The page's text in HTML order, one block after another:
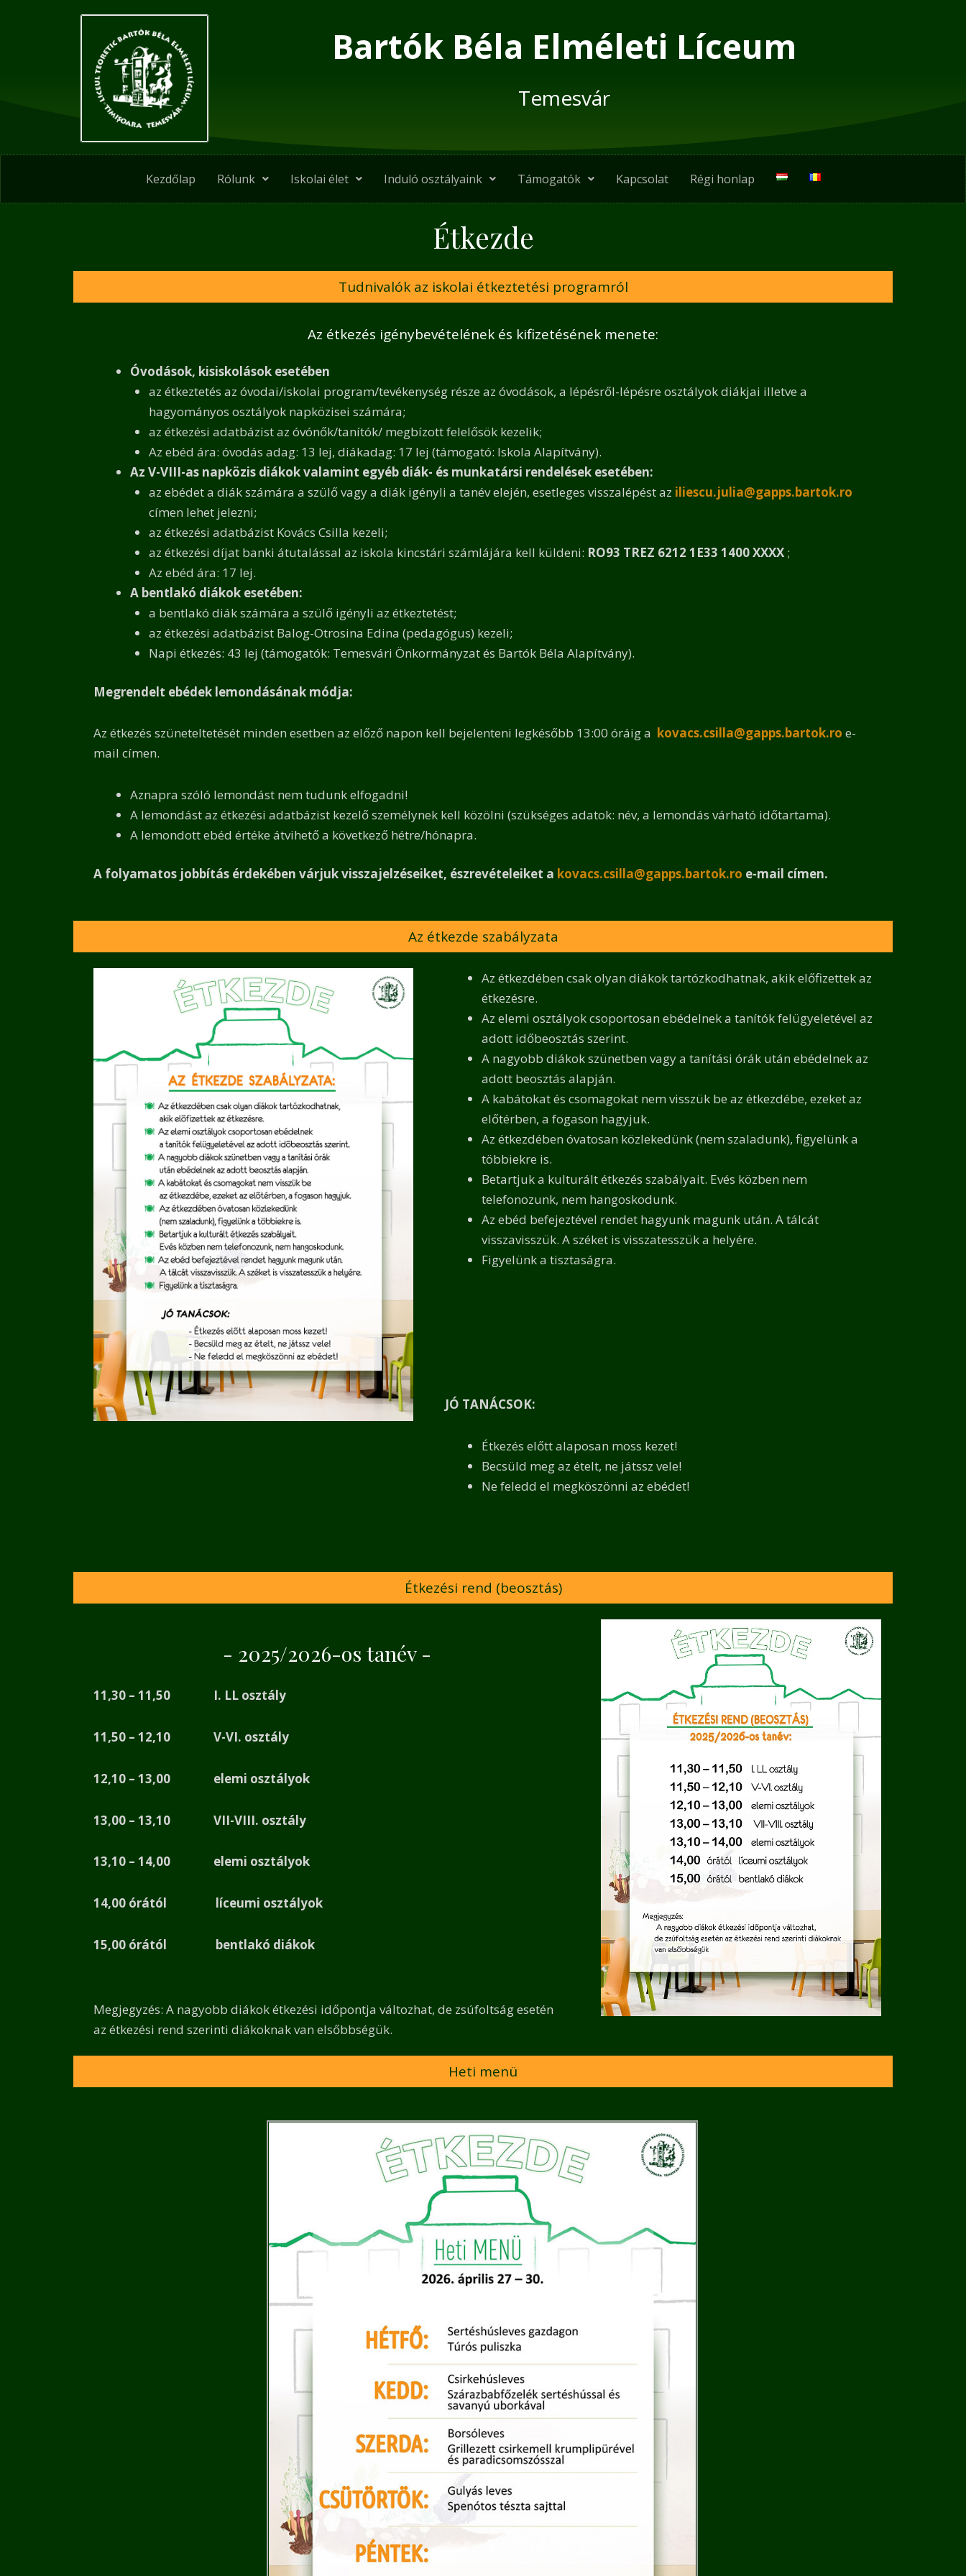
Bartók Béla Elméleti Líceum
Temesvár
Kezdőlap Rólunk Iskolai élet Induló osztályaink Támogatók Kapcsolat Régi honlap
Étkezde
Tudnivalók az iskolai étkeztetési programról
Az étkezés igénybevételének és kifizetésének menete:
Óvodások, kisiskolások esetében
az étkeztetés az óvodai/iskolai program/tevékenység része az óvodások, a lépésről-lépésre osztályok diákjai illetve a
hagyományos osztályok napközisei számára;
az étkezési adatbázist az óvónők/tanítók/ megbízott felelősök kezelik;
Az ebéd ára: óvodás adag: 13 lej, diákadag: 17 lej (támogató: Iskola Alapítvány).
Az V-VIII-as napközis diákok valamint egyéb diák- és munkatársi rendelések esetében:
az ebédet a diák számára a szülő vagy a diák igényli a tanév elején, esetleges visszalépést az iliescu.julia@gapps.bartok.ro
címen lehet jelezni;
az étkezési adatbázist Kovács Csilla kezeli;
az étkezési díjat banki átutalással az iskola kincstári számlájára kell küldeni: RO93 TREZ 6212 1E33 1400 XXXX;
Az ebéd ára: 17 lej.
A bentlakó diákok esetében:
a bentlakó diák számára a szülő igényli az étkeztetést;
az étkezési adatbázist Balog-Otrosina Edina (pedagógus) kezeli;
Napi étkezés: 43 lej (támogatók: Temesvári Önkormányzat és Bartók Béla Alapítvány).
Megrendelt ebédek lemondásának módja:
Az étkezés szüneteltetését minden esetben az előző napon kell bejelenteni legkésőbb 13:00 óráig a kovacs.csilla@gapps.bartok.ro e-
mail címen.
Aznapra szóló lemondást nem tudunk elfogadni!
A lemondást az étkezési adatbázist kezelő személynek kell közölni (szükséges adatok: név, a lemondás várható időtartama).
A lemondott ebéd értéke átvihető a következő hétre/hónapra.
A folyamatos jobbítás érdekében várjuk visszajelzéseiket, észrevételeiket a kovacs.csilla@gapps.bartok.ro e-mail címen.
Az étkezde szabályzata
Az étkezdében csak olyan diákok tartózkodhatnak, akik előfizettek az
étkezésre.
Az elemi osztályok csoportosan ebédelnek a tanítók felügyeletével az
adott időbeosztás szerint.
A nagyobb diákok szünetben vagy a tanítási órák után ebédelnek az
adott beosztás alapján.
A kabátokat és csomagokat nem visszük be az étkezdébe, ezeket az
előtérben, a fogason hagyjuk.
Az étkezdében óvatosan közlekedünk (nem szaladunk), figyelünk a
többiekre is.
Betartjuk a kulturált étkezés szabályait. Evés közben nem
telefonozunk, nem hangoskodunk.
Az ebéd befejeztével rendet hagyunk magunk után. A tálcát
visszavisszük. A széket is visszatesszük a helyére.
Figyelünk a tisztaságra.
JÓ TANÁCSOK:
Étkezés előtt alaposan moss kezet!
Becsüld meg az ételt, ne játssz vele!
Ne feledd el megköszönni az ebédet!
Étkezési rend (beosztás)
- 2025/2026-os tanév -
11,30 – 11,50 I. LL osztály
11,50 – 12,10 V-VI. osztály
12,10 – 13,00 elemi osztályok
13,00 – 13,10 VII-VIII. osztály
13,10 – 14,00 elemi osztályok
14,00 órától líceumi osztályok
15,00 órától bentlakó diákok
Megjegyzés: A nagyobb diákok étkezési időpontja változhat, de zsúfoltság esetén
az étkezési rend szerinti diákoknak van elsőbbségük.
Heti menü